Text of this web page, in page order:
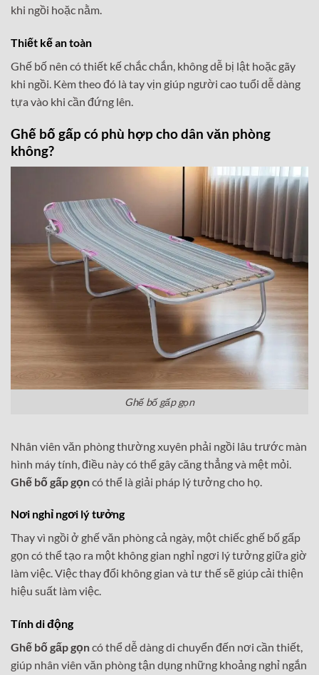
khi ngồi hoặc nằm.
Thiết kế an toàn
Ghế bố nên có thiết kế chắc chắn, không dễ bị lật hoặc gãy
khi ngồi. Kèm theo đó là tay vịn giúp người cao tuổi dễ dàng
tựa vào khi cần đứng lên.
Ghế bố gấp có phù hợp cho dân văn phòng
không?
Ghế bố gấp gọn
Nhân viên văn phòng thường xuyên phải ngồi lâu trước màn
hình máy tính, điều này có thể gây căng thẳng và mệt mỏi.
Ghế bố gấp gọncó thể là giải pháp lý tưởng cho họ.
Nơi nghỉ ngơi lý tưởng
Thay vì ngồi ở ghế văn phòng cả ngày, một chiếc ghế bố gấp
gọn có thể tạo ra một không gian nghỉ ngơi lý tưởng giữa giờ
làm việc. Việc thay đổi không gian và tư thế sẽ giúp cải thiện
hiệu suất làm việc.
Tính di động
Ghế bố gấp gọncó thể dễ dàng di chuyển đến nơi cần thiết,
giúp nhân viên văn phòng tận dụng những khoảng nghỉ ngắn